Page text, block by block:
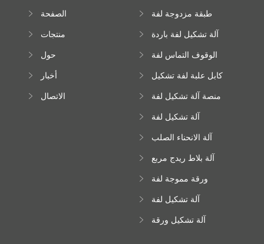
الصفحة
منتجات
حول
أخبار
الاتصال
طبقة مزدوجة لفة
آلة تشكيل لفة باردة
الوقوف التماس لفة
كابل علبة لفة تشكيل
منصة آلة تشكيل لفة
آلة تشكيل لفة
آلة الانحناء الصلب
آلة بلاط ريدج مربع
ورقة مموجة لفة
آلة تشكيل لفة
آلة تشكيل ورقة